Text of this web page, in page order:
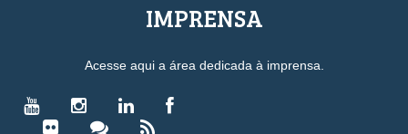
IMPRENSA
Acesse aqui a área dedicada à imprensa.